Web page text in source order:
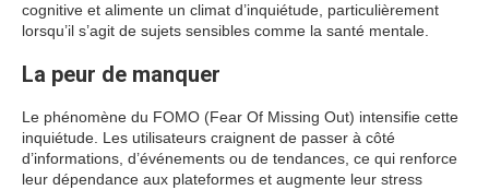
cognitive et alimente un climat d’inquiétude, particulièrement
lorsqu’il s’agit de sujets sensibles comme la santé mentale.
La peur de manquer
Le phénomène du FOMO (Fear Of Missing Out) intensifie cette
inquiétude. Les utilisateurs craignent de passer à côté
d’informations, d’événements ou de tendances, ce qui renforce
leur dépendance aux plateformes et augmente leur stress